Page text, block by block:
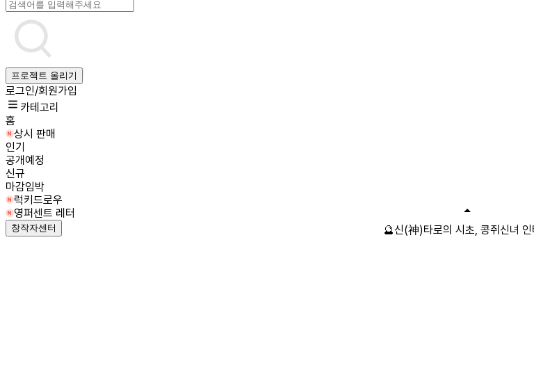
프로젝트 올리기
로그인/회원가입
카테고리
홈
상시 판매
인기
공개예정
신규
마감임박
럭키드로우
영퍼센트 레터
창작자센터 🔮신(神)타로의 시초, 콩쥐신녀 인